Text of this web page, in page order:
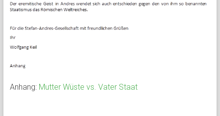
Anhang: Mutter Wüste vs. Vater Staat